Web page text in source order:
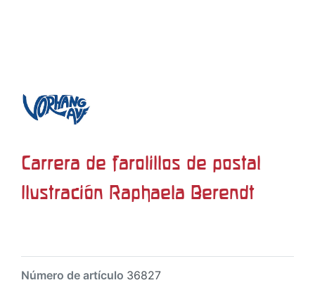
Carrera de farolillos de postal
Ilustración Raphaela Berendt
Número de artículo 36827